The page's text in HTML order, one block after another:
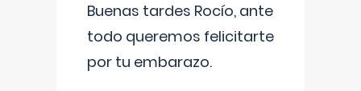
Buenas tardes Rocío, ante
todo queremos felicitarte
por tu embarazo.